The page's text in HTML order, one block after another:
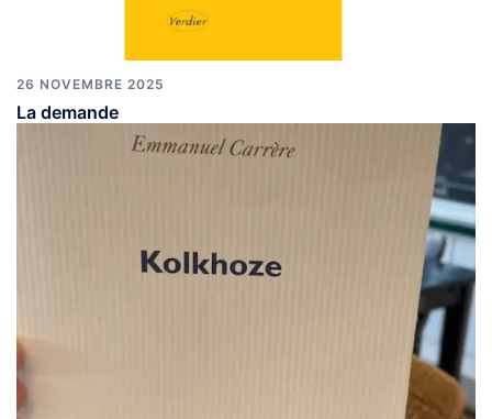
26 NOVEMBRE 2025
La demande